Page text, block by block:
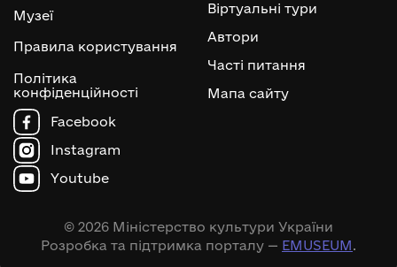
Музеї
Правила користування
Політика
конфіденційності
Віртуальні тури
Автори
Часті питання
Мапа сайту
Facebook
Instagram
Youtube
© 2026 Міністерство культури України
Розробка та підтримка порталу — EMUSEUM.